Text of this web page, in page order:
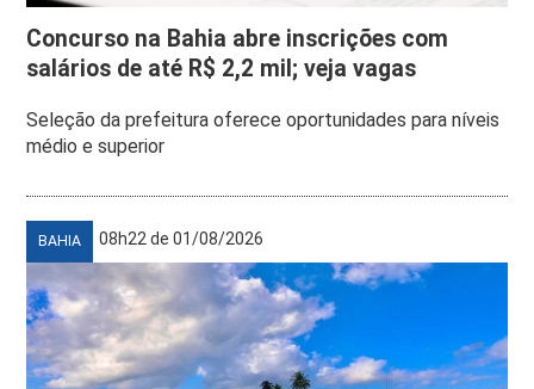
Concurso na Bahia abre inscrições com
salários de até R$ 2,2 mil; veja vagas
Seleção da prefeitura oferece oportunidades para níveis
médio e superior
BAHIA 08h22 de 01/08/2026